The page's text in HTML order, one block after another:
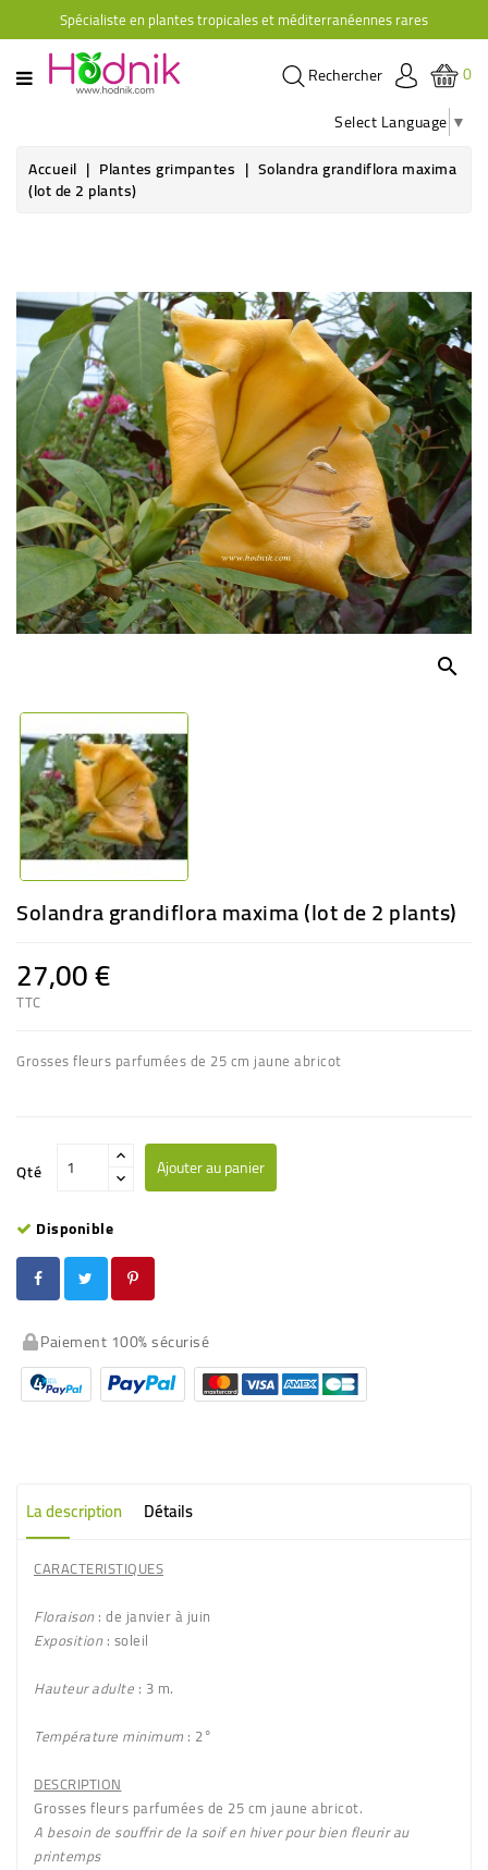
Spécialiste en plantes tropicales et méditerranéennes rares
CATÉGORIE
PLANTES
GRIMPANTES
BRUGMANSIAS
PLANTES
RUSTIQUES
PLANTES
RETOMBANTES
CACTÉES
-
PLANTES
GRASSES
BEGONIAS
DE
COLLECTION
OFFRES
SPÉCIALES
PLANTES
PARFUMÉES
0
Rechercher
Select Language ▼
Accueil
Plantes grimpantes Solandra grandiflora maxima
(lot de 2 plants)
search
Solandra grandiflora maxima (lot de 2 plants)
27,00 €
TTC
Grosses fleurs parfumées de 25 cm jaune abricot
Qté Ajouter au panier
Disponible
Paiement 100% sécurisé
La description Détails
CARACTERISTIQUES
Floraison: de janvier à juin
Exposition: soleil
Hauteur adulte : 3 m.
Température minimum : 2°
DESCRIPTION
Grosses fleurs parfumées de 25 cm jaune abricot.
A besoin de souffrir de la soif en hiver pour bien fleurir au
printemps